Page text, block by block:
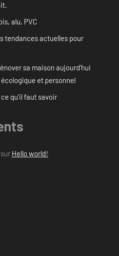
alu, PVC
tendances actuelles pour
sa maison aujourd’hui
et personnel
qu’il faut savoir
Hello world!